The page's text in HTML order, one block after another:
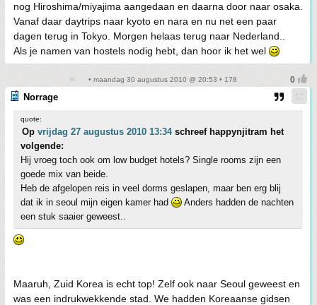
nog Hiroshima/miyajima aangedaan en daarna door naar osaka.
Vanaf daar daytrips naar kyoto en nara en nu net een paar
dagen terug in Tokyo. Morgen helaas terug naar Nederland..
Als je namen van hostels nodig hebt, dan hoor ik het wel
• maandag 30 augustus 2010 @ 20:53 • 178
Norrage
quote:
Op vrijdag 27 augustus 2010 13:34schreef happynjitram het
volgende:
Hij vroeg toch ook om low budget hotels? Single rooms zijn een
goede mix van beide.
Heb de afgelopen reis in veel dorms geslapen, maar ben erg blij
dat ik in seoul mijn eigen kamer had
Anders hadden de nachten
een stuk saaier geweest..
Maaruh, Zuid Korea is echt top! Zelf ook naar Seoul geweest en
was een indrukwekkende stad. We hadden Koreaanse gidsen